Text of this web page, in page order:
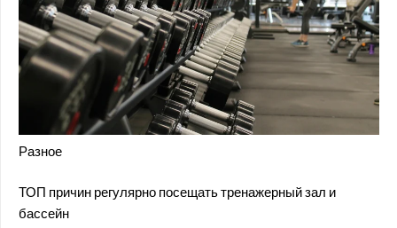
Разное
ТОП причин регулярно посещать тренажерный зал и
бассейн